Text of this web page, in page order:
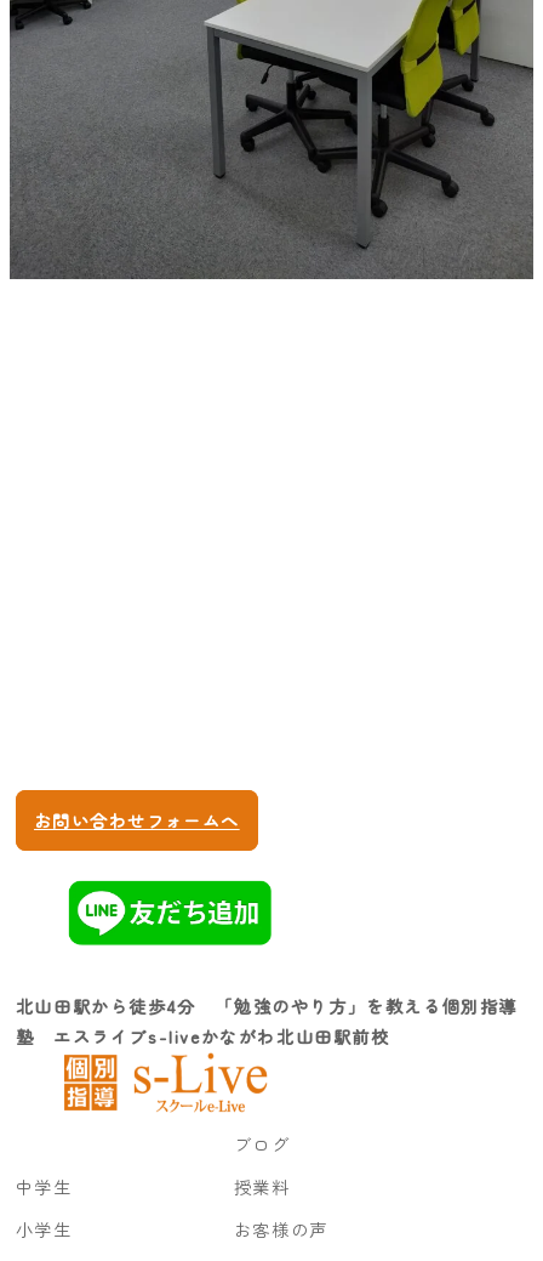
お問い合わせフォームへ
北山田駅から徒歩4分 「勉強のやり方」を教える個別指導
塾 エスライブs-liveかながわ北山田駅前校
中学生
小学生
ブログ
授業料
お客様の声